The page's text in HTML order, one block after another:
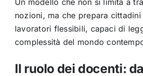
nozioni, ma che prepara
lavoratori flessibili, capaci di
complessità del mondo
Il ruolo dei docenti: